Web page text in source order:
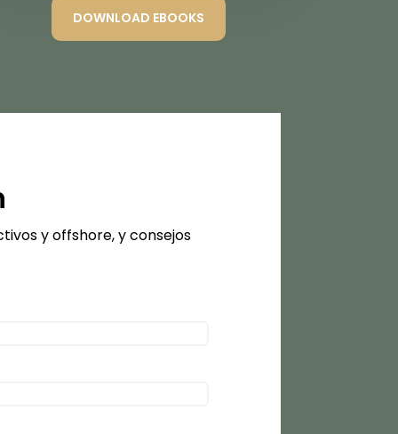
DOWNLOAD EBOOKS
y offshore, y consejos